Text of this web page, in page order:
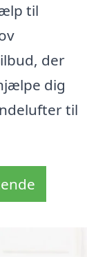
til
der
dig
til